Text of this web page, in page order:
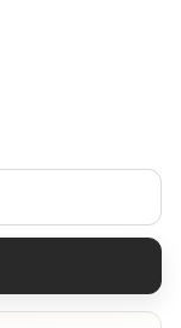
Technical Focus